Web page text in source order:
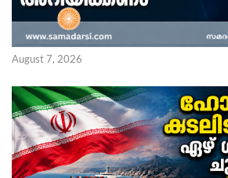
August 7, 2026